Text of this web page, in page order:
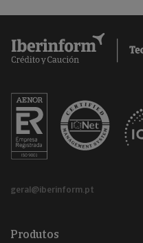
geral@iberinform.pt
Produtos